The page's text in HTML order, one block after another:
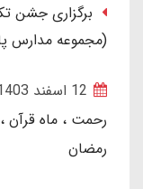
برگزاری جشن
(مجموعه مدارس
رحمت
ماه قرآن
رمضان